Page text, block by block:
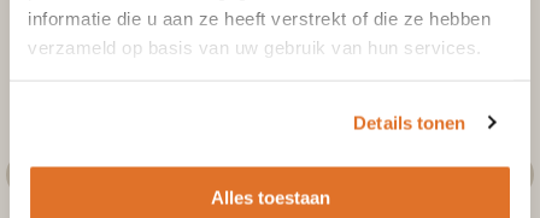
informatie die u aan ze heeft verstrekt of die ze hebben
verzameld op basis van uw gebruik van hun services.
Details tonen
Alles toestaan